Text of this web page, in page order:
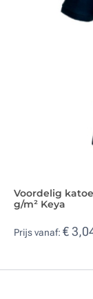
Voordelig
g/m² Keya
Prijs vanaf: €